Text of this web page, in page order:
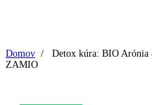
Domov /
Detox kúra: BIO Arónia
ZAMIO